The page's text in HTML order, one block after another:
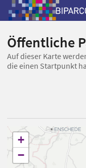
Öffentliche
Auf dieser Karte
die einen Startpunkt
+
−